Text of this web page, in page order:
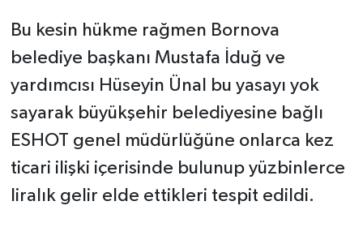
Bu kesin hükme rağmen Bornova
belediye başkanı Mustafa İduğ ve
yardımcısı Hüseyin Ünal bu yasayı yok
sayarak büyükşehir belediyesine bağlı
ESHOT genel müdürlüğüne onlarca kez
ticari ilişki içerisinde bulunup yüzbinlerce
liralık gelir elde ettikleri tespit edildi.